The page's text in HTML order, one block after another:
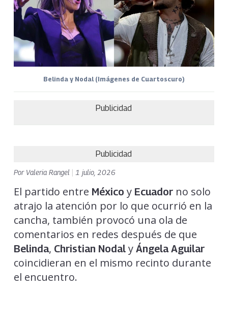
Belinda y Nodal (Imágenes de Cuartoscuro)
Publicidad
Publicidad
Por Valeria Rangel 1 julio, 2026
El partido entre México y Ecuadorno solo
atrajo la atención por lo que ocurrió en la
cancha, también provocó una ola de
comentarios en redes después de que
Belinda, Christian Nodaly Ángela Aguilar
coincidieran en el mismo recinto durante
el encuentro.